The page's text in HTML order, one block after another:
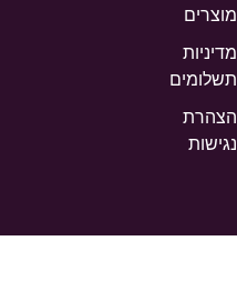
מוצרים
מדיניות
תשלומים
הצהרת
נגישות